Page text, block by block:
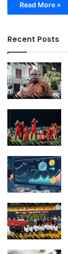
Read More »
Recent Posts